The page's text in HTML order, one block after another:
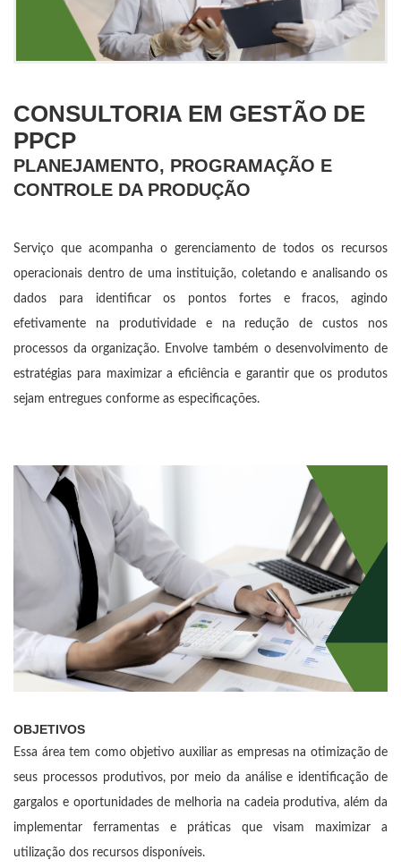
CONSULTORIA EM GESTÃO DE
PPCP
PLANEJAMENTO, PROGRAMAÇÃO E
CONTROLE DA PRODUÇÃO
Serviço que acompanha o gerenciamento de todos os recursos
operacionais dentro de uma instituição, coletando e analisando os
dados para identificar os pontos fortes e fracos, agindo
efetivamente na produtividade e na redução de custos nos
processos da organização. Envolve também o desenvolvimento de
estratégias para maximizar a eficiência e garantir que os produtos
sejam entregues conforme as especificações.
OBJETIVOS
Essa área tem como objetivo auxiliar as empresas na otimização de
seus processos produtivos, por meio da análise e identificação de
gargalos e oportunidades de melhoria na cadeia produtiva, além da
implementar ferramentas e práticas que visam maximizar a
utilização dos recursos disponíveis.